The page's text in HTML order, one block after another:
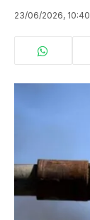
23/06/2026, 10:40